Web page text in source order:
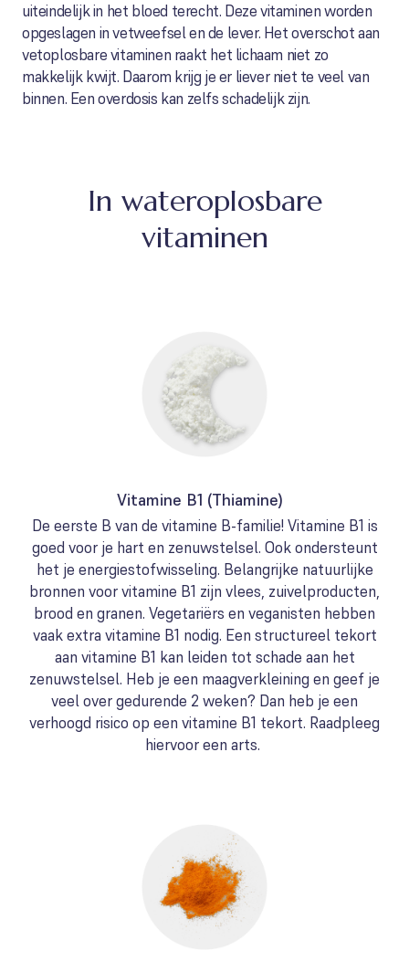
uiteindelijk in het bloed terecht. Deze vitaminen worden
opgeslagen in vetweefsel en de lever. Het overschot aan
vetoplosbare vitaminen raakt het lichaam niet zo
makkelijk kwijt. Daarom krijg je er liever niet te veel van
binnen. Een overdosis kan zelfs schadelijk zijn.
In wateroplosbare
vitaminen
Vitamine B1 (Thiamine)
De eerste B van de vitamine B-familie! Vitamine B1 is
goed voor je hart en zenuwstelsel. Ook ondersteunt
het je energiestofwisseling. Belangrijke natuurlijke
bronnen voor vitamine B1 zijn vlees, zuivelproducten,
brood en granen. Vegetariërs en veganisten hebben
vaak extra vitamine B1 nodig. Een structureel tekort
aan vitamine B1 kan leiden tot schade aan het
zenuwstelsel. Heb je een maagverkleining en geef je
veel over gedurende 2 weken? Dan heb je een
verhoogd risico op een vitamine B1 tekort. Raadpleeg
hiervoor een arts.